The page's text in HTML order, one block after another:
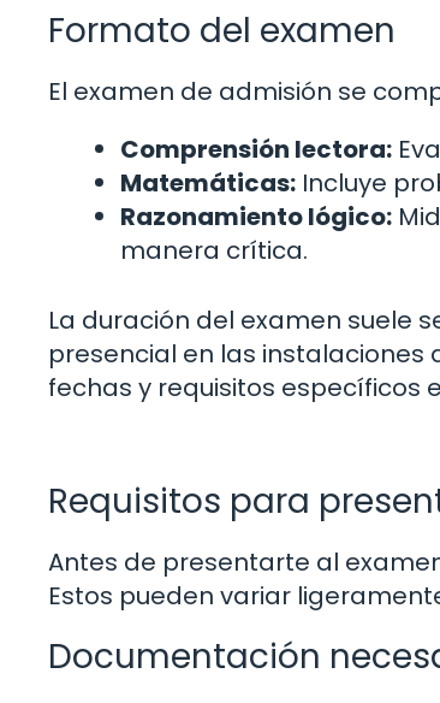
Formato del examen
El examen de admisión se
Comprensión lectora:
Matemáticas: Incluye
Razonamiento lógico:
manera crítica.
La duración del examen suele
presencial en las instalaciones
fechas y requisitos específicos
Requisitos para
Antes de presentarte al
Estos pueden variar
Documentación